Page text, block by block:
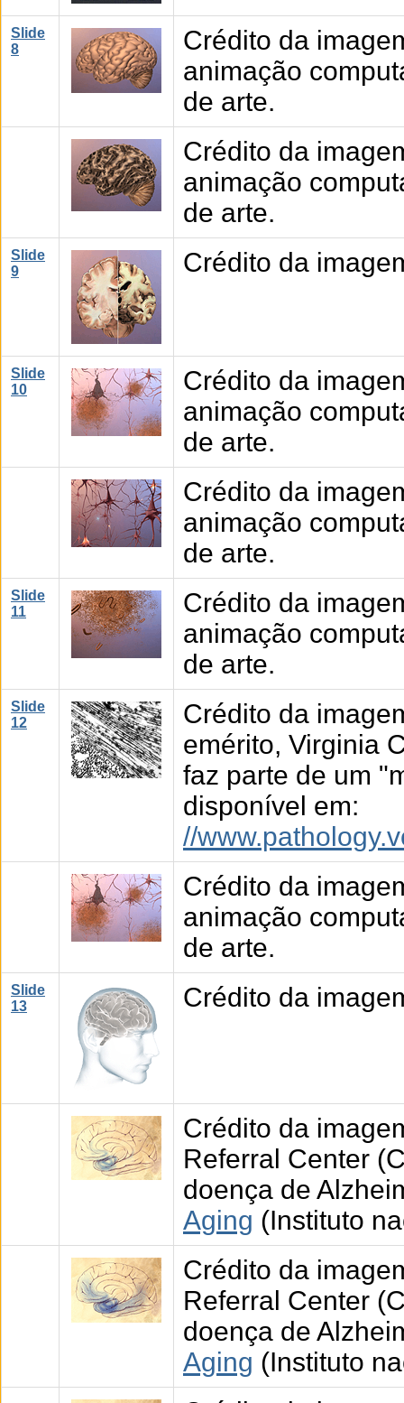
Slide
8
Crédito da
animação
de arte.
Crédito da
animação
de arte.
Slide
9
Crédito da
Slide
10
Crédito da
animação
de arte.
Crédito da
animação
de arte.
Slide
11
Crédito da
animação
de arte.
Slide
12
Crédito da
emérito, Virginia
faz parte de um
disponível em:
//
Crédito da
animação
de arte.
Slide
13
Crédito da
Crédito da
Referral Center
doença de
Aging (Instituto
Crédito da
Referral Center
doença de
Aging (Instituto